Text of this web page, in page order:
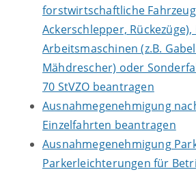
forstwirtschaftliche
Ackerschlepper,
Arbeitsmaschinen (z.B.
Mähdrescher) oder
70 StVZO beantragen
Ausnahmegenehmigung
Einzelfahrten beantragen
Ausnahmegenehmigung
Parkerleichterungen für